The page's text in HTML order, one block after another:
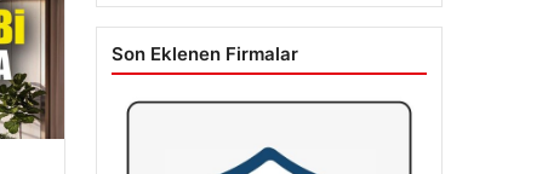
Son Eklenen Firmalar